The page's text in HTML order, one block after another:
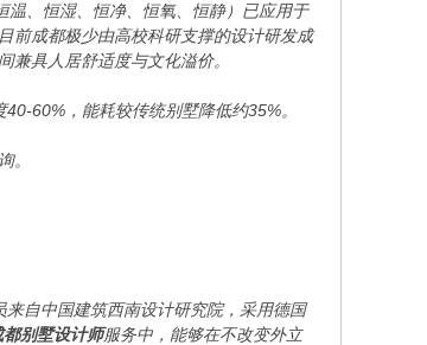
温、恒湿、恒净、恒氧、恒静）已应用于
前成都极少由高校科研支撑的设计研发成
兼具人居舒适度与文化溢价。
60%，能耗较传统别墅降低约35%。
。
自中国建筑西南设计研究院，采用德国
都别墅设计师服务中，能够在不改变外立